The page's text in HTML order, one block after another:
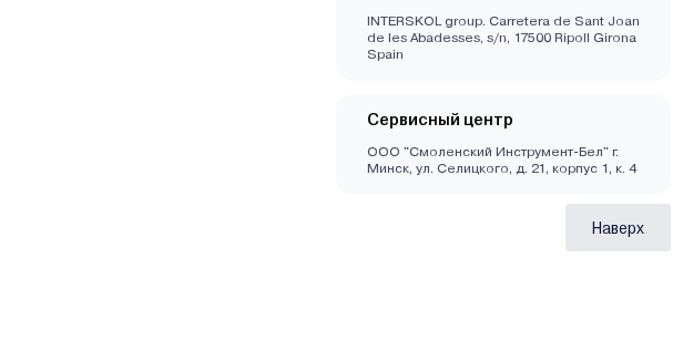
INTERSKOL group. Carretera de Sant Joan
de les Abadesses, s/n, 17500 Ripoll Girona
Spain
Сервисный центр
ООО "Смоленский Инструмент-Бел" г.
Минск, ул. Селицкого, д. 21, корпус 1, к. 4
Наверх